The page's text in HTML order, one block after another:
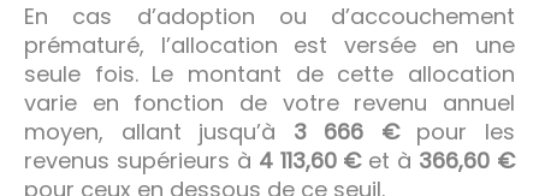
En cas d’adoption ou d’accouchement
prématuré, l’allocation est versée en une
seule fois. Le montant de cette allocation
varie en fonction de votre revenu annuel
moyen, allant jusqu’à 3 666 €pour les
revenus supérieurs à 4 113,60 €et à 366,60 €
pour ceux en dessous de ce seuil.